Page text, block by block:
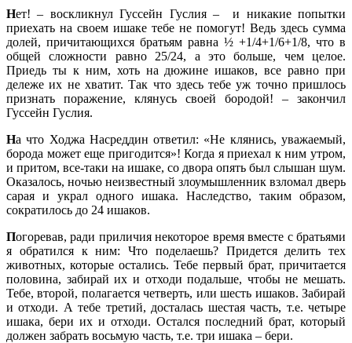
Нет! – воскликнул Гуссейн Гуслия – и никакие попытки
приехать на своем ишаке тебе не помогут! Ведь здесь сумма
долей, причитающихся братьям равна ½ +1/4+1/6+1/8, что в
общей сложности равно 25/24, а это больше, чем целое.
Приедь ты к ним, хоть на дюжине ишаков, все равно при
дележе их не хватит. Так что здесь тебе уж точно пришлось
признать поражение, клянусь своей бородой! – закончил
Гуссейн Гуслия.
На что Ходжа Насреддин ответил: «Не клянись, уважаемый,
борода может еще пригодится»! Когда я приехал к ним утром,
и притом, все-таки на ишаке, со двора опять был слышан шум.
Оказалось, ночью неизвестный злоумышленник взломал дверь
сарая и украл одного ишака. Наследство, таким образом,
сократилось до 24 ишаков.
Погоревав, ради приличия некоторое время вместе с братьями
я обратился к ним: Что поделаешь? Придется делить тех
животных, которые остались. Тебе первый брат, причитается
половина, забирай их и отходи подальше, чтобы не мешать.
Тебе, второй, полагается четверть, или шесть ишаков. Забирай
и отходи. А тебе третий, досталась шестая часть, т.е. четыре
ишака, бери их и отходи. Остался последний брат, который
должен забрать восьмую часть, т.е. три ишака – бери.